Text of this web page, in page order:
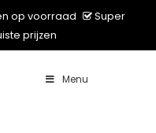
op voorraad
Super
prijzen
Menu